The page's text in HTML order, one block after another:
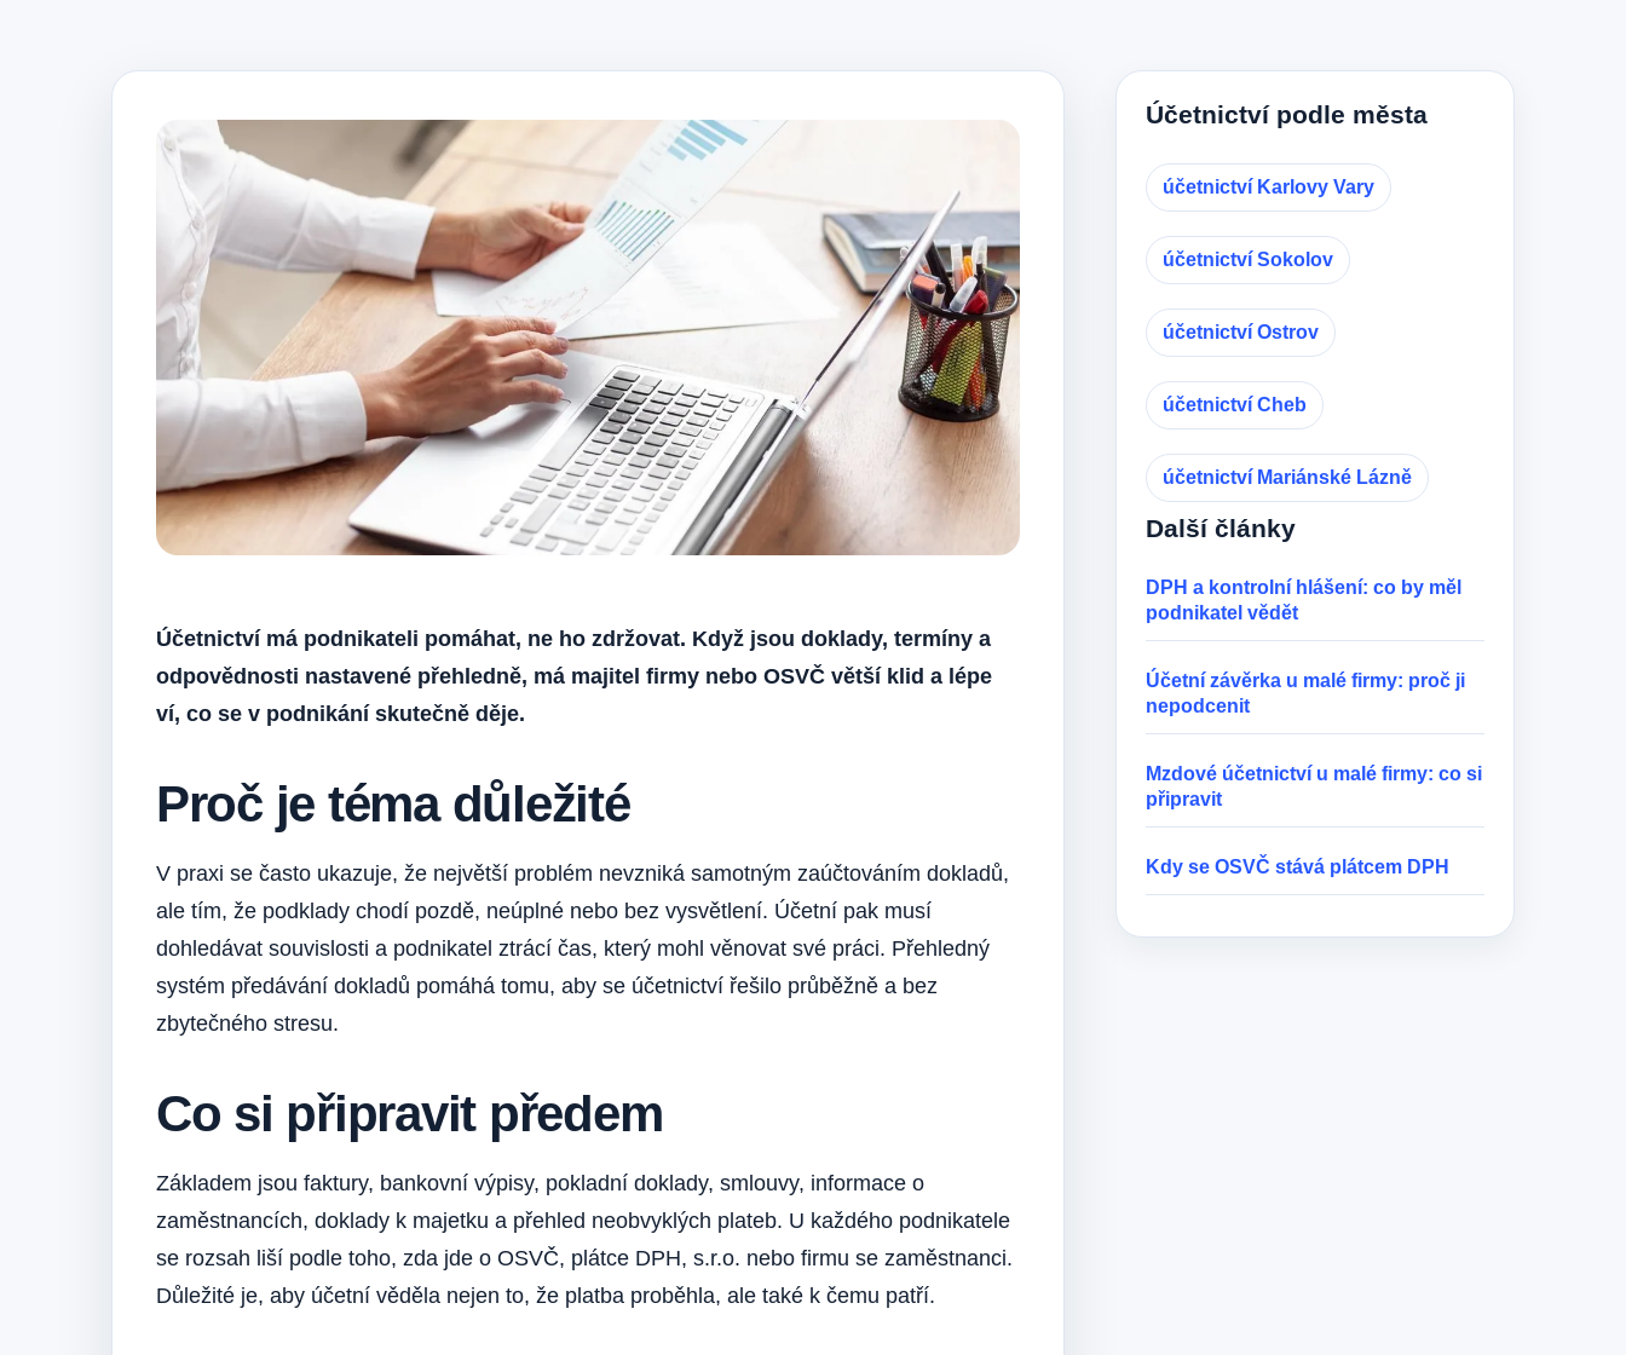
Účetnictví má podnikateli pomáhat, ne ho zdržovat. Když jsou doklady, termíny a
odpovědnosti nastavené přehledně, má majitel firmy nebo OSVČ větší klid a lépe
ví, co se v podnikání skutečně děje.
Proč je téma důležité
V praxi se často ukazuje, že největší problém nevzniká samotným zaúčtováním dokladů,
ale tím, že podklady chodí pozdě, neúplné nebo bez vysvětlení. Účetní pak musí
dohledávat souvislosti a podnikatel ztrácí čas, který mohl věnovat své práci. Přehledný
systém předávání dokladů pomáhá tomu, aby se účetnictví řešilo průběžně a bez
zbytečného stresu.
Co si připravit předem
Základem jsou faktury, bankovní výpisy, pokladní doklady, smlouvy, informace o
zaměstnancích, doklady k majetku a přehled neobvyklých plateb. U každého podnikatele
se rozsah liší podle toho, zda jde o OSVČ, plátce DPH, s.r.o. nebo firmu se zaměstnanci.
Důležité je, aby účetní věděla nejen to, že platba proběhla, ale také k čemu patří.
Účetnictví podle města
účetnictví Karlovy Vary
účetnictví Sokolov
účetnictví Ostrov
účetnictví Cheb
účetnictví Mariánské Lázně
Další články
DPH a kontrolní hlášení: co by měl
podnikatel vědět
Účetní závěrka u malé firmy: proč ji
nepodcenit
Mzdové účetnictví u malé firmy: co si
připravit
Kdy se OSVČ stává plátcem DPH